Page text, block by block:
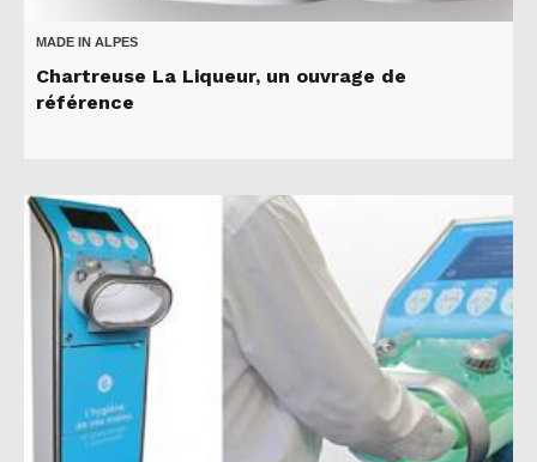
MADE IN ALPES
Chartreuse La Liqueur, un ouvrage de
référence